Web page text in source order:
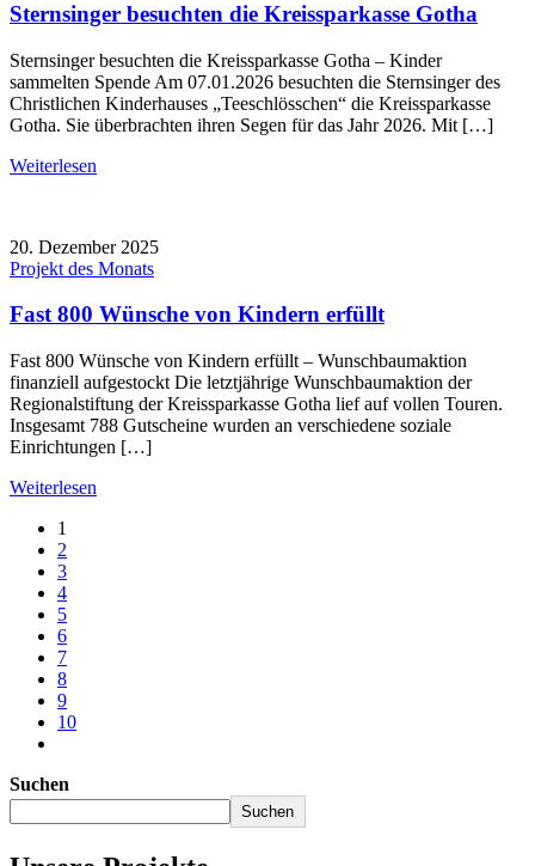
Sternsinger besuchten die Kreissparkasse Gotha
Sternsinger besuchten die Kreissparkasse Gotha – Kinder
sammelten Spende Am 07.01.2026 besuchten die Sternsinger des
Christlichen Kinderhauses „Teeschlösschen“ die Kreissparkasse
Gotha. Sie überbrachten ihren Segen für das Jahr 2026. Mit […]
Weiterlesen
20. Dezember 2025
Projekt des Monats
Fast 800 Wünsche von Kindern erfüllt
Fast 800 Wünsche von Kindern erfüllt – Wunschbaumaktion
finanziell aufgestockt Die letztjährige Wunschbaumaktion der
Regionalstiftung der Kreissparkasse Gotha lief auf vollen Touren.
Insgesamt 788 Gutscheine wurden an verschiedene soziale
Einrichtungen […]
Weiterlesen
1
2
3
4
5
6
7
8
9
10
Suchen
Suchen